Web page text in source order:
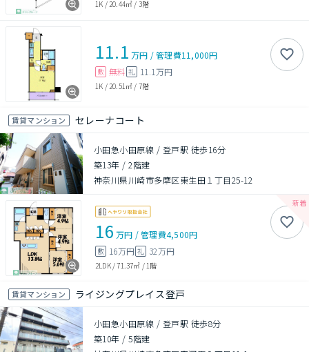
1K /20.44㎡ / 3階
11.1 万円 /管理費11,000円
敷 無料 礼 11.1万円
1K / 20.51㎡ / 7階
賃貸マンション セレーナコート
小田急小田原線 / 登戸駅 徒歩16分
築13年 /2階建
神奈川県川崎市多摩区東生田１丁目25-12
16 万円 /管理費4,500円
敷 16万円 礼 32万円
2LDK/71.37㎡ /1階
賃貸マンション ライジングプレイス登戸
小田急小田原線 / 登戸駅 徒歩8分
築10年 /5階建